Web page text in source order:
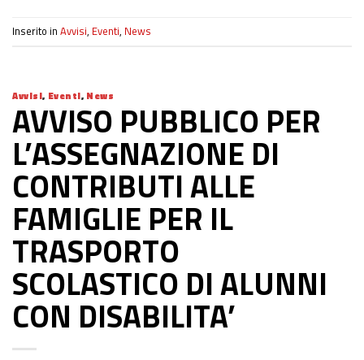
Inserito in Avvisi, Eventi, News
Avvisi, Eventi, News
AVVISO PUBBLICO PER
L’ASSEGNAZIONE DI
CONTRIBUTI ALLE
FAMIGLIE PER IL
TRASPORTO
SCOLASTICO DI ALUNNI
CON DISABILITA’